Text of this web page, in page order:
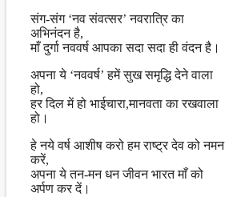
संग-संग ‘नव संवत्सर’ नवरात्रि का
अभिनंदन है,
माँ दुर्गा नववर्ष आपका सदा सदा ही वंदन है।
अपना ये ‘नववर्ष’ हमें सुख समृद्धि देने वाला
हो,
हर दिल में हो भाईचारा,मानवता का रखवाला
हो।
हे नये वर्ष आशीष करो हम राष्ट्र देव को नमन
करें,
अपना ये तन-मन धन जीवन भारत माँ को
अर्पण कर दें।